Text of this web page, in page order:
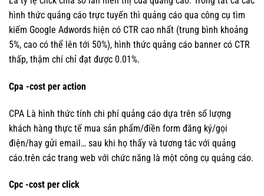
hình thức quảng cáo trực tuyến thì quảng cáo qua công cụ tìm
kiếm Google Adwords hiện có CTR cao nhất (trung bình khoảng
5%, cao có thể lên tới 50%), hình thức quảng cáo banner có CTR
thấp, thậm chí chỉ đạt được 0.01%.
Cpa -cost per action
CPA Là hình thức tính chi phí quảng cáo dựa trên số lượng
khách hàng thực tế mua sản phẩm/điền form đăng ký/gọi
điện/hay gửi email… sau khi họ thấy và tương tác với quảng
cáo.trên các trang web với chức năng là một công cụ quảng cáo.
Cpc -cost per click